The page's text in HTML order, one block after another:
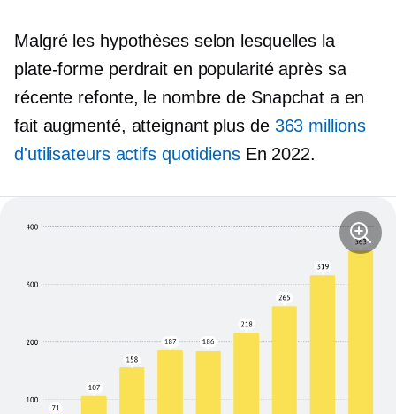
Malgré les hypothèses selon lesquelles la
plate-forme perdrait en popularité après sa
récente refonte, le nombre de Snapchat a en
fait augmenté, atteignant plus de 363 millions
d'utilisateurs actifs quotidiensEn 2022.